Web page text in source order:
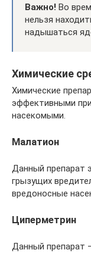
Важно! Во
нельзя
надышаться
Химические
Химические
эффективными
насекомыми.
Малатион
Данный препарат
грызущих
вредоносные
Циперметрин
Данный препарат